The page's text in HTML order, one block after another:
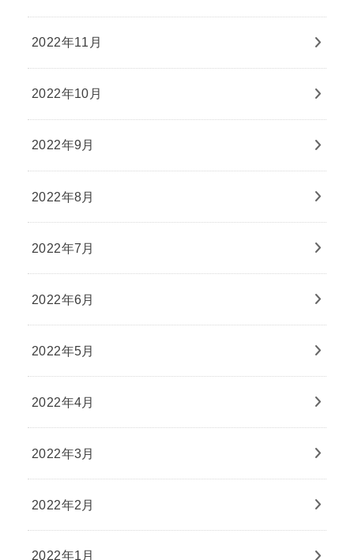
2022年11月
2022年10月
2022年9月
2022年8月
2022年7月
2022年6月
2022年5月
2022年4月
2022年3月
2022年2月
2022年1月